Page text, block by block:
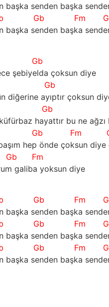
başka senden başka
Gb Fm
başka senden başka
Gb
şebiyelda çoksun diye
Gb
diğerine ayıptır çoksun
Gb
hayattır bu ne
Gb Fm
hep önde çoksun
Gb
Fm
galiba yoksun diye
Gb Fm
başka senden başka
Gb Fm
başka senden başka
Gb Fm
başka senden başka